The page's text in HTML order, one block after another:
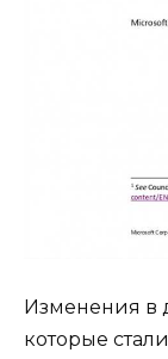
Изменения в
которые